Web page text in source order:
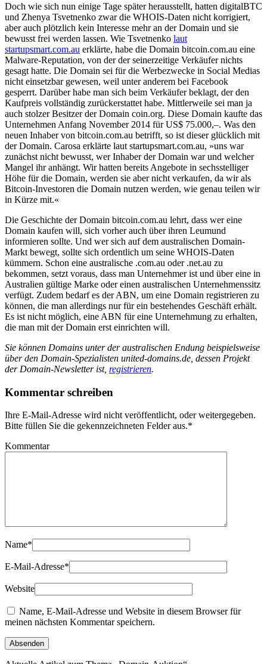
Doch wie sich nun einige Tage später herausstellt, hatten digitalBTC
und Zhenya Tsvetnenko zwar die WHOIS-Daten nicht korrigiert,
aber auch plötzlich kein Interesse mehr an der Domain und sie
bewusst frei werden lassen. Wie Tsvetnenko laut
startupsmart.com.au erklärte, habe die Domain bitcoin.com.au eine
Malware-Reputation, von der der seinerzeitige Verkäufer nichts
gesagt hatte. Die Domain sei für die Werbezwecke in Social Medias
nicht einsetzbar gewesen, weil unter anderem bei Facebook
gesperrt. Darüber habe man sich beim Verkäufer beklagt, der den
Kaufpreis vollständig zurückerstattet habe. Mittlerweile sei man ja
auch stolzer Besitzer der Domain coin.org. Diese Domain kaufte das
Unternehmen Anfang November 2014 für US$ 75.000,–. Was den
neuen Inhaber von bitcoin.com.au betrifft, so ist dieser glücklich mit
der Domain. Carosa erklärte laut startupsmart.com.au, »uns war
zunächst nicht bewusst, wer Inhaber der Domain war und welcher
Mangel ihr anhängt. Wir hatten bereits Angebote in sechsstelliger
Höhe für die Domain, werden sie aber nicht verkaufen, da wir als
Bitcoin-Investoren die Domain nutzen werden, wie genau teilen wir
in Kürze mit.«
Die Geschichte der Domain bitcoin.com.au lehrt, dass wer eine
Domain kaufen will, sich vorher auch über ihren Leumund
informieren sollte. Und wer sich auf dem australischen Domain-
Markt bewegt, sollte sich ordentlich um seine WHOIS-Daten
kümmern. Schon eine australische .com.au oder .net.au zu
bekommen, setzt voraus, dass man Unternehmer ist und über eine in
Australien gültige Marke oder einen australischen Unternehmenssitz
verfügt. Zudem bedarf es der ABN, um eine Domain registrieren zu
können, die man allerdings nur für ein bestehendes Geschäft erhält.
Es ist nicht möglich, eine ABN für eine Unternehmung zu erhalten,
die man mit der Domain erst einrichten will.
Sie können Domains unter der australischen Endung beispielsweise
über den Domain-Spezialisten united-domains.de, dessen Projekt
der Domain-Newsletter ist, registrieren.
Kommentar schreiben
Ihre E-Mail-Adresse wird nicht veröffentlicht, oder weitergegeben.
Bitte füllen Sie die gekennzeichneten Felder aus.*
Kommentar
Name*
E-Mail-Adresse*
Website
Name, E-Mail-Adresse und Website in diesem Browser für
meinen nächsten Kommentar speichern.